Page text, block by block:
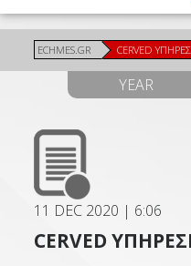
ECHMES.GR CERVED
YEAR
11 DEC 2020 | 6:06
CERVED